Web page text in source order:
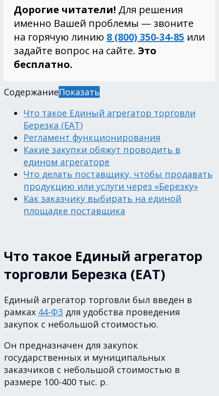
Дорогие читатели! Для решения
именно Вашей проблемы — звоните
на горячую линию 8 (800) 350-34-85 или
задайте вопрос на сайте. Это
бесплатно.
СодержаниеПоказать
Что такое Единый агрегатор торговли
Березка (ЕАТ)
Регламент функционирования
Какие закупки обяжут проводить в
едином агрегаторе
Что делать поставщику, чтобы продавать
продукцию или услуги через «Березку»
Как заказчику выбирать на единой
площадке поставщика
Что такое Единый агрегатор
торговли Березка (ЕАТ)
Единый агрегатор торговли был введен в
рамках 44-ФЗ для удобства проведения
закупок с небольшой стоимостью.
Он предназначен для закупок
государственных и муниципальных
заказчиков с небольшой стоимостью в
размере 100-400 тыс. р.